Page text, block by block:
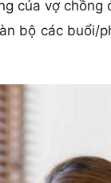
của vợ
bộ các buổi/